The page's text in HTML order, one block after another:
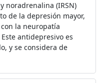
noradrenalina (IRSN)​​
de la depresión mayor,
la neuropatía
antidepresivo es
y se considera de